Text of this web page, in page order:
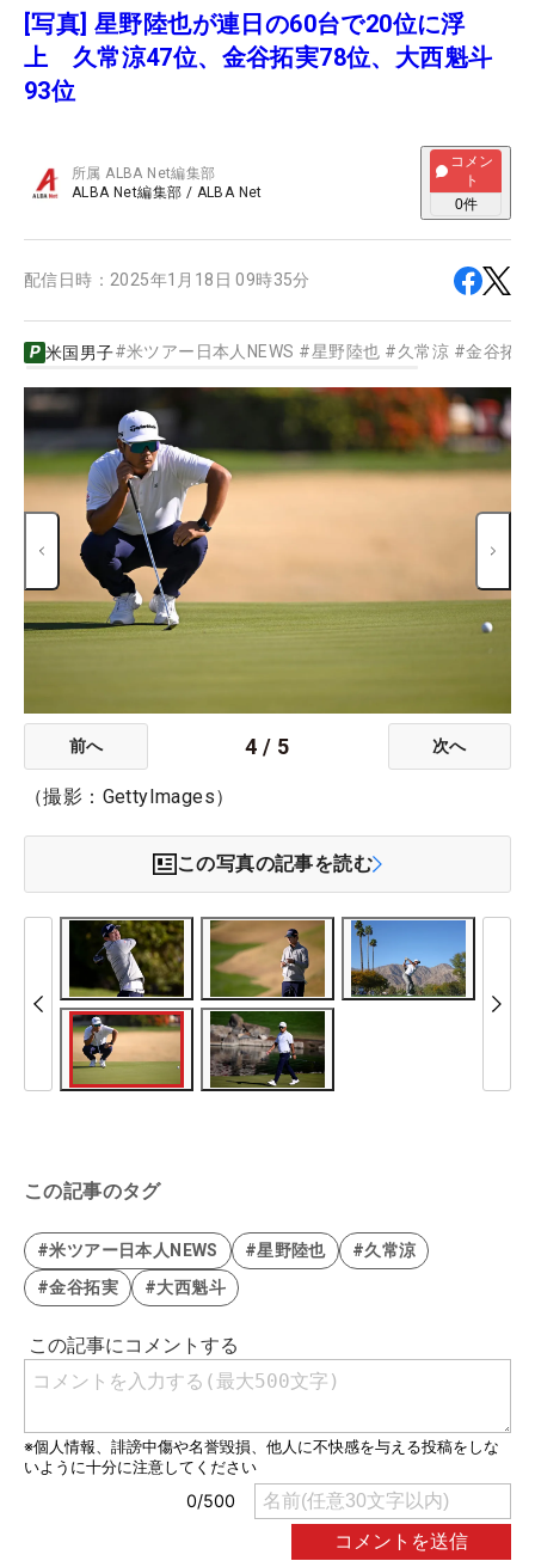
[写真] 星野陸也が連日の60台で20位に浮
上 久常涼47位、金谷拓実78位、大西魁斗
93位
所属ALBA Net編集部
ALBA Net編集部 / ALBA Net
コメン
ト
0件
配信日時： 2025年1月18日 09時35分
米国男子#米ツアー日本人NEWS #星野陸也 #久常涼 #金谷拓実
前へ 4 / 5 次へ
（撮影：GettyImages）
この写真の記事を読む
この記事のタグ
#米ツアー日本人NEWS #星野陸也
#久常涼
#金谷拓実
#大西魁斗